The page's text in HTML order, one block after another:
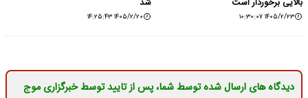
۱۴۰۵/۲/۲۳ ۱۰:۳۰:۰۷ ۱۴۰۵/۲/۲۰ ۱۴:۲۵:۴۳
دیدگاه های ارسال شده توسط شما، پس از تایید توسط خبرگزاری موج